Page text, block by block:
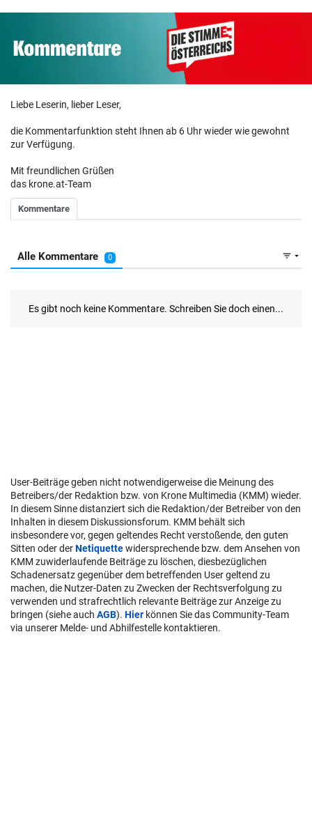
Liebe Leserin, lieber Leser,
die Kommentarfunktion steht Ihnen ab 6 Uhr wieder wie gewohnt
zur Verfügung.
Mit freundlichen Grüßen
das krone.at-Team
User-Beiträge geben nicht notwendigerweise die Meinung des
Betreibers/der Redaktion bzw. von Krone Multimedia (KMM) wieder.
In diesem Sinne distanziert sich die Redaktion/der Betreiber von den
Inhalten in diesem Diskussionsforum. KMM behält sich
insbesondere vor, gegen geltendes Recht verstoßende, den guten
Sitten oder derNetiquettewidersprechende bzw. dem Ansehen von
KMM zuwiderlaufende Beiträge zu löschen, diesbezüglichen
Schadenersatz gegenüber dem betreffenden User geltend zu
machen, die Nutzer-Daten zu Zwecken der Rechtsverfolgung zu
verwenden und strafrechtlich relevante Beiträge zur Anzeige zu
bringen (siehe auch AGB). Hier können Sie das Community-Team
via unserer Melde- und Abhilfestelle kontaktieren.